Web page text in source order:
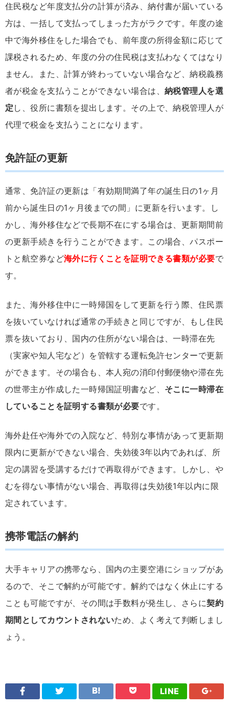
住民税など年度支払分の計算が済み、納付書が届いている
方は、一括して支払ってしまった方がラクです。年度の途
中で海外移住をした場合でも、前年度の所得金額に応じて
課税されるため、年度の分の住民税は支払わなくてはなり
ません。また、計算が終わっていない場合など、納税義務
者が税金を支払うことができない場合は、 納税管理人を選
定 し、役所に書類を提出します。その上で、納税管理人が
代理で税金を支払うことになります。
免許証の更新
通常、免許証の更新は「有効期間満了年の誕生日の1ヶ月
前から誕生日の1ヶ月後までの間」に更新を行います。し
かし、海外移住などで長期不在にする場合は、更新期間前
の更新手続きを行うことができます。この場合、パスポー
トと航空券など海外に行くことを証明できる書類が必要で
す。
また、海外移住中に一時帰国をして更新を行う際、住民票
を抜いていなければ通常の手続きと同じですが、もし住民
票を抜いており、国内の住所がない場合は、一時滞在先
（実家や知人宅など）を管轄する運転免許センターで更新
ができます。その場合も、本人宛の消印付郵便物や滞在先
の世帯主が作成した一時帰国証明書など、 そこに一時滞在
していることを証明する書類が必要です。
海外赴任や海外での入院など、特別な事情があって更新期
限内に更新ができない場合、失効後3年以内であれば、所
定の講習を受講するだけで再取得ができます。しかし、や
むを得ない事情がない場合、再取得は失効後1年以内に限
定されています。
携帯電話の解約
大手キャリアの携帯なら、国内の主要空港にショップがあ
るので、そこで解約が可能です。解約ではなく休止にする
ことも可能ですが、その間は手数料が発生し、さらに契約
期間としてカウントされないため、よく考えて判断しまし
ょう。
LINE